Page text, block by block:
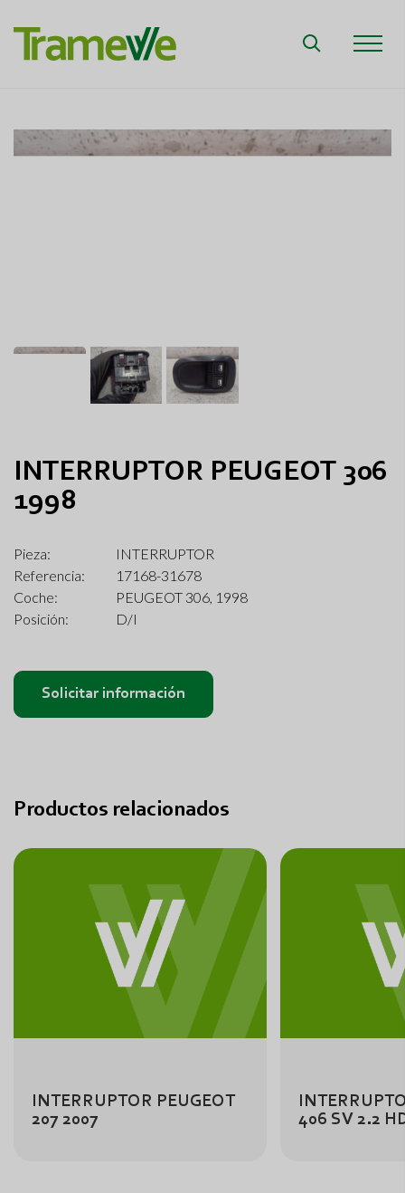
INTERRUPTOR PEUGEOT 306
1998
Pieza:
INTERRUPTOR
Referencia:
17168-31678
Coche:
PEUGEOT 306, 1998
Posición:
D/I
Solicitar información
Productos relacionados
INTERRUPTOR PEUGEOT
207 2007
406 SV 2.2